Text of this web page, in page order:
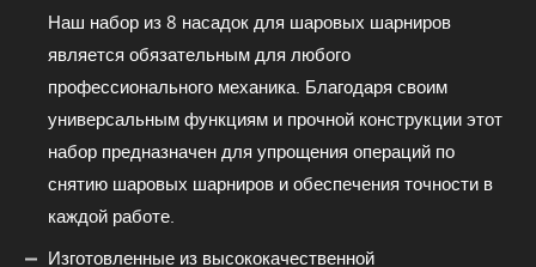
Наш набор из 8 насадок для шаровых шарниров
является обязательным для любого
профессионального механика. Благодаря своим
универсальным функциям и прочной конструкции этот
набор предназначен для упрощения операций по
снятию шаровых шарниров и обеспечения точности в
каждой работе.
Изготовленные из высококачественной